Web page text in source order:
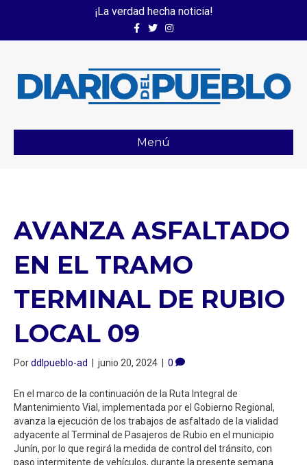
¡La verdad hecha noticia!
FacebookTwitterInstagram
Menú
AVANZA ASFALTADO
EN EL TRAMO
TERMINAL DE RUBIO
LOCAL 09
Porddlpueblo-ad | junio 20, 2024 | 0
En el marco de la continuación de la Ruta Integral de
Mantenimiento Vial, implementada por el Gobierno Regional,
avanza la ejecución de los trabajos de asfaltado de la vialidad
adyacente al Terminal de Pasajeros de Rubio en el municipio
Junín, por lo que regirá la medida de control del tránsito, con
paso intermitente de vehículos, durante la presente semana